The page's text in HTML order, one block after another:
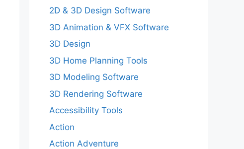
2D & 3D Design Software
3D Animation & VFX Software
3D Design
3D Home Planning Tools
3D Modeling Software
3D Rendering Software
Accessibility Tools
Action
Action Adventure